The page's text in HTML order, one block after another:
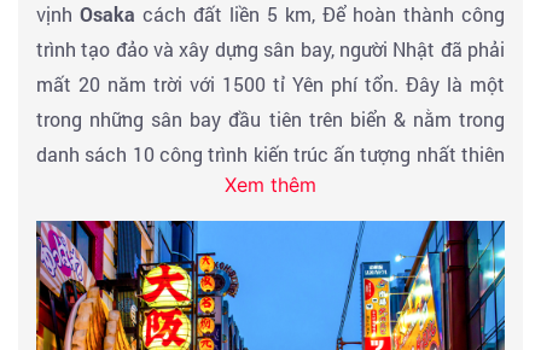
vịnh Osaka cách đất liền 5 km, Để hoàn thành công
trình tạo đảo và xây dựng sân bay, người Nhật đã phải
mất 20 năm trời với 1500 tỉ Yên phí tổn. Đây là một
trong những sân bay đầu tiên trên biển & nằm trong
danh sách 10 công trình kiến trúc ấn tượng nhất thiên
Đoàn làm thủ tục nhập cảnh, xe và HDV địa phương
đón và đưa đoàn vào trung tâm Osaka tham
quan:Lâu đài Osakahay còn gọi làlâu đài Hạc
Xem thêm